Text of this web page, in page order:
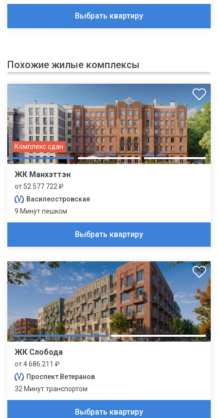
Выбрать квартиру
Похожие жилые комплексы
Комплекс сдан
ЖК Манхэттэн
от 52 577 722 ₽
Василеостровская
9 Минут пешком
Выбрать квартиру
ЖК Слобода
от 4 686 211 ₽
Проспект Ветеранов
32 Минут транспортом
Выбрать квартиру